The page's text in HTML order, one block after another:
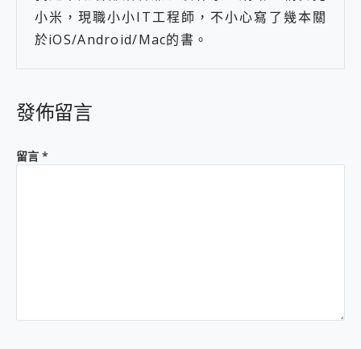
小米，現職小小IT工程師，不小心寫了幾本關
於iOS/Android/Mac的書。
發佈留言
留言 *